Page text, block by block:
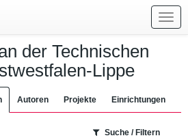
der Technischen
Lippe
Autoren Projekte Einrichtungen
Suche / Filtern